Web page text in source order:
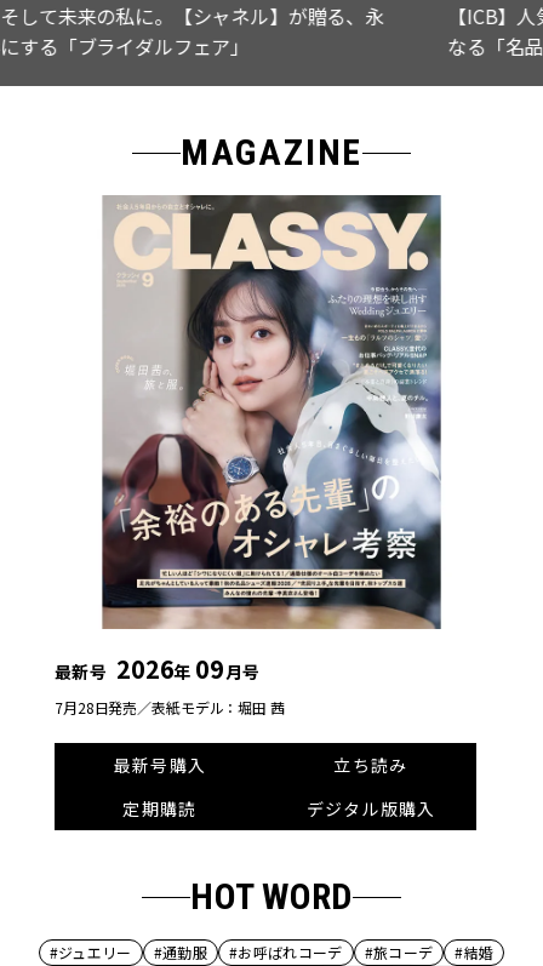
【ICB】人気インフルエンサーと共同制作! 週5で着たく
なる「名品ブラウス」２選
MAGAZINE
最新号 2026年 09月号
7月28日発売／表紙モデル：堀田 茜
最新号購入
立ち読み
定期購読
デジタル版購入
HOT WORD
#ジュエリー #通勤服 #お呼ばれコーデ #旅コーデ
#結婚